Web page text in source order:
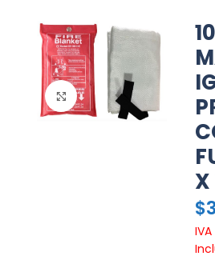
Haz clic para ampliar
X
$
IVA